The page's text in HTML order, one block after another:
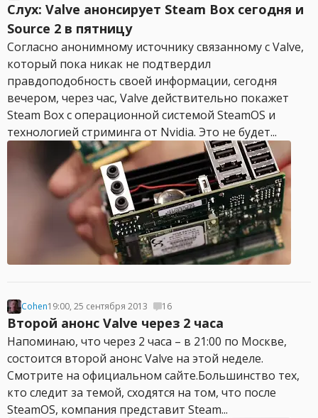
Слух: Valve анонсирует Steam Box сегодня и
Source 2 в пятницу
Согласно анонимному источнику связанному с Valve,
который пока никак не подтвердил
правдоподобность своей информации, сегодня
вечером, через час, Valve действительно покажет
Steam Box с операционной системой SteamOS и
технологией стриминга от Nvidia. Это не будет...
Cohen19:00, 25 сентября 2013 16
Второй анонс Valve через 2 часа
Напоминаю, что через 2 часа – в 21:00 по Москве,
состоится второй анонс Valve на этой неделе.
Смотрите на официальном сайте.Большинство тех,
кто следит за темой, сходятся на том, что после
SteamOS, компания представит Steam...